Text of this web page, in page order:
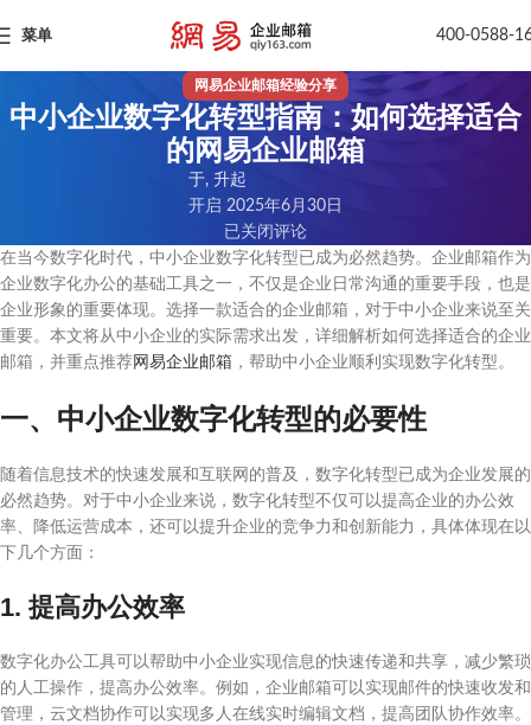
菜单 400-0588-
网易企业邮箱经验分享
中小企业数字化转型指南：如何选择适合
的网易企业邮箱
于, 升起
开启 2025年6月30日
已关闭评论
在当今数字化时代，中小企业数字化转型已成为必然趋势。企业邮箱作为
企业数字化办公的基础工具之一，不仅是企业日常沟通的重要手段，也是
企业形象的重要体现。选择一款适合的企业邮箱，对于中小企业来说至关
重要。本文将从中小企业的实际需求出发，详细解析如何选择适合的企业
邮箱，并重点推荐网易企业邮箱 ，帮助中小企业顺利实现数字化转型。
一、中小企业数字化转型的必要性
随着信息技术的快速发展和互联网的普及，数字化转型已成为企业发展的
必然趋势。对于中小企业来说，数字化转型不仅可以提高企业的办公效
率、降低运营成本，还可以提升企业的竞争力和创新能力，具体体现在以
下几个方面：
1. 提高办公效率
数字化办公工具可以帮助中小企业实现信息的快速传递和共享，减少繁琐
的人工操作，提高办公效率。例如，企业邮箱可以实现邮件的快速收发和
管理，云文档协作可以实现多人在线实时编辑文档，提高团队协作效率。